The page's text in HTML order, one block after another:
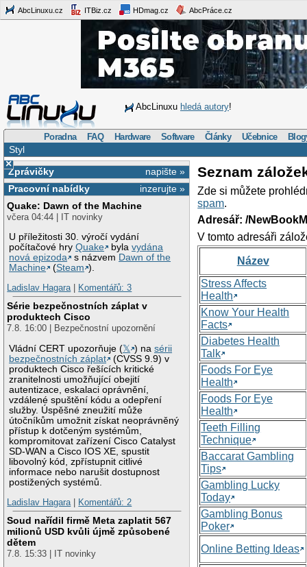
AbcLinuxu.cz ITBiz.cz HDmag.cz AbcPráce.cz
AbcLinuxu hledá autory!
Poradna FAQ Hardware Software Články Učebnice
Styl
×
napište »
Zprávičky
inzerujte »
Pracovní nabídky
Quake: Dawn of the Machine
včera 04:44 | IT novinky
U příležitosti 30. výročí vydání
počítačové hryQuake bylavydána
nová epizoda
s názvem Dawn of the
Machine
(Steam ).
Ladislav Hagara| Komentářů: 3
Série bezpečnostních záplat v
produktech Cisco
7.8. 16:00 | Bezpečnostní upozornění
Vládní CERT upozorňuje (𝕏 ) nasérii
bezpečnostních záplat
(CVSS 9.9) v
produktech Cisco řešících kritické
zranitelnosti umožňující obejití
autentizace, eskalaci oprávnění,
vzdálené spuštění kódu a odepření
služby. Úspěšné zneužití může
útočníkům umožnit získat neoprávněný
přístup k dotčeným systémům,
kompromitovat zařízení Cisco Catalyst
SD-WAN a Cisco IOS XE, spustit
libovolný kód, zpřístupnit citlivé
informace nebo narušit dostupnost
postižených systémů.
Ladislav Hagara| Komentářů: 2
Soud nařídil firmě Meta zaplatit 567
milionů USD kvůli újmě způsobené
dětem
7.8. 15:33 | IT novinky
Seznam
Zde si můžete
spam.
Adresář: /
V tomto adresáři
Název
Stress Affects
Health
Know Your Health
Facts
Diabetes Health
Talk
Foods For Eye
Health
Foods For Eye
Health
Teeth Filling
Technique
Baccarat Gambling
Tips
Gambling Lucky
Today
Gambling Bonus
Poker
Online Betting Ideas